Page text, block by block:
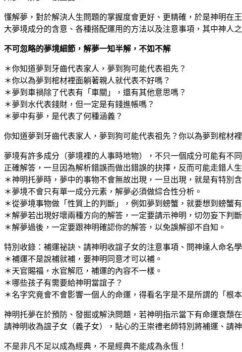
懂解夢，對於解決人生問題的掌握度會更好、更精確，於是神明在
大夢境成分的含意、各種搭配運用的方法以及注意事項，其中神人
不可忽略的夢境細節，解夢一知半解，不如不解
＊你知道夢到牙齒代表家人，夢到狗可能代表祖先？
＊你以為夢到棺材裡面躺著親人就代表不好嗎？
＊夢到車禍除了代表有「車關」，還有其他意思嗎？
＊夢到水代表錢財，但一定是有錢進帳嗎？
＊夢中有夢，是代表了何種涵義？
你知道夢到牙齒代表家人，夢到狗可能代表祖先？你以為夢到棺材
夢境有許多成分（夢境裡的人事時地物），不只一個成分可能有不
正確解答，一旦因為解析錯誤而做出錯誤的抉擇，反而可能走錯人
＊神明托夢時，夢中的事物不會無故出現，一旦出現，就是有特別含
＊夢境不會只有單一成分元素，解夢必須做綜合性分析。
＊從夢境事物做「性質上的判斷」，例如夢到螃蟹，就要想到螃蟹
＊解夢若出現好壞兩種方向的解答，一定要請示神明，切勿妄下判斷
＊解夢過後，一定要跟神明確認你的解答，以免誤解卻不自知。
特別收錄：補運祕訣、請神明收誼子女的注意事項、問神達人命名學
＊補運不是說補就補，要神明同意才可以補。
＊天官賜福，水官解厄，補運的內容不一樣。
＊哪些孩子有需要給神明當誼子？
＊名字究竟會不會影響一個人的命運，得看名字是不是所謂的「根本
神明托夢在於預防、發掘或解決問題，若神明指示當下有命運衰頹
請神明收為誼子女（義子女），貼心的王崇禮老師特別將補運、請
不是非凡不足以成為經典，不是經典不能成為永恆！